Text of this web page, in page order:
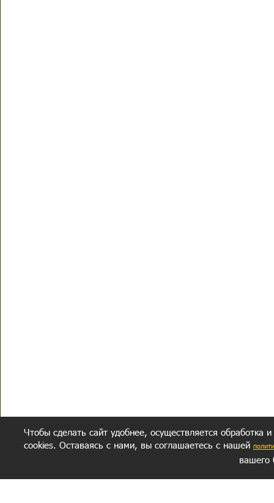
Чтобы сделать сайт удобнее, осуществляется обработка
cookies. Оставаясь с нами, вы соглашаетесь с нашей
вашего